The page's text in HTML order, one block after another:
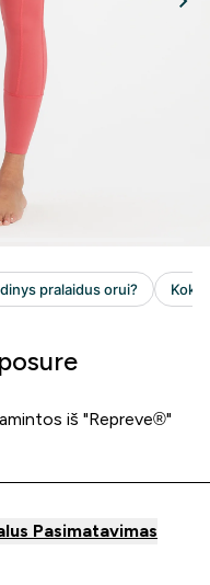
iš "Repreve®"
Pasimatavimas